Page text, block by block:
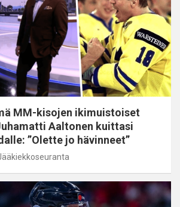
MM-kisojen ikimuistoiset
Aaltonen kuittasi
”Olette jo hävinneet”